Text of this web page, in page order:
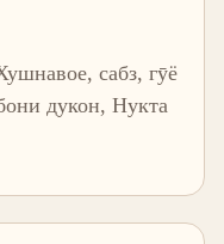
сабз, гӯё
дукон, Нукта